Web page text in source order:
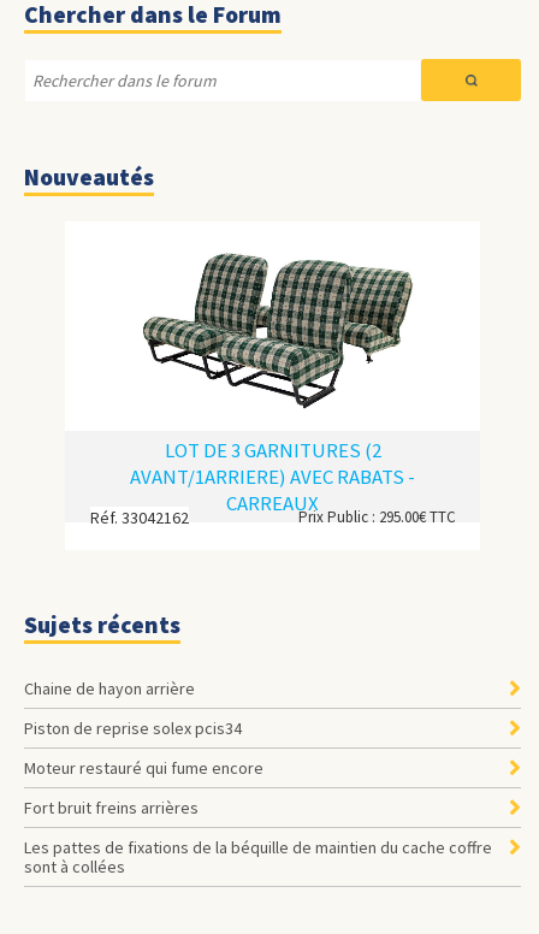
Chercher dans le Forum
Nouveautés
LOT DE 3 GARNITURES (2
AVANT/1ARRIERE) AVEC RABATS -
CARREAUX
Réf. 33042162 Prix Public : 295.00€ TTC
Sujets récents
Chaine de hayon arrière
Piston de reprise solex pcis34
Moteur restauré qui fume encore
Fort bruit freins arrières
les pattes de fixations de la béquille de maintien du cache coffre
sont à collées